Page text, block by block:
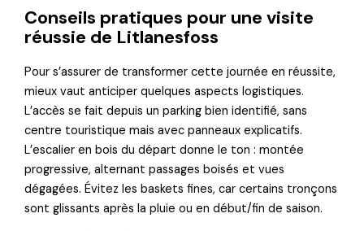
Conseils pratiques pour une visite
réussie de Litlanesfoss
Pour s’assurer de transformer cette journée en réussite,
mieux vaut anticiper quelques aspects logistiques.
L’accès se fait depuis un parking bien identifié, sans
centre touristique mais avec panneaux explicatifs.
L’escalier en bois du départ donne le ton : montée
progressive, alternant passages boisés et vues
dégagées. Évitez les baskets fines, car certains tronçons
sont glissants après la pluie ou en début/fin de saison.